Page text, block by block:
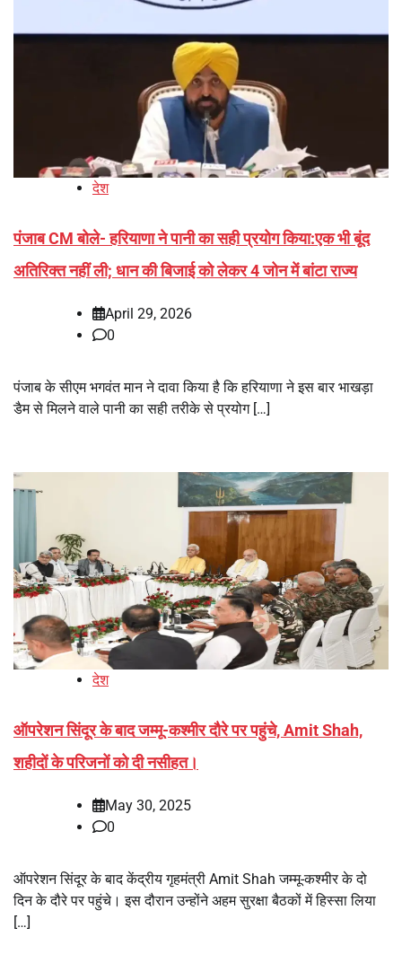
देश
पंजाब CM बोले- हरियाणा ने पानी का सही प्रयोग किया:एक भी बूंद
अतिरिक्त नहीं ली; धान की बिजाई को लेकर 4 जोन में बांटा राज्य
April 29, 2026
0
पंजाब के सीएम भगवंत मान ने दावा किया है कि हरियाणा ने इस बार भाखड़ा
डैम से मिलने वाले पानी का सही तरीके से प्रयोग […]
देश
ऑपरेशन सिंदूर के बाद जम्मू-कश्मीर दौरे पर पहुंचे, Amit Shah,
शहीदों के परिजनों को दी नसीहत।
May 30, 2025
0
ऑपरेशन सिंदूर के बाद केंद्रीय गृहमंत्री Amit Shah जम्मू-कश्मीर के दो
दिन के दौरे पर पहुंचे। इस दौरान उन्होंने अहम सुरक्षा बैठकों में हिस्सा लिया
[…]